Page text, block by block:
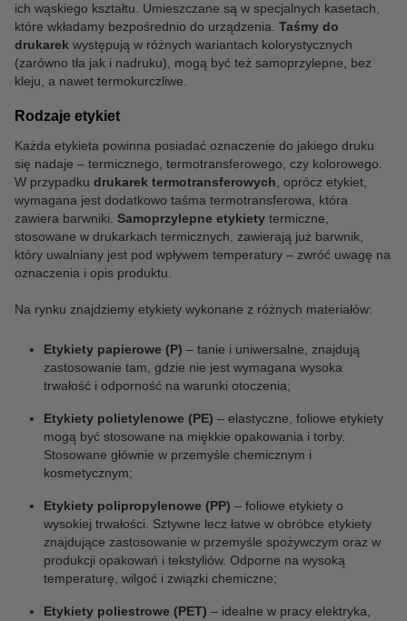
ich wąskiego kształtu. Umieszczane są w specjalnych kasetach,
które wkładamy bezpośrednio do urządzenia. Taśmy do
drukarek występują w różnych wariantach kolorystycznych
(zarówno tła jak i nadruku), mogą być też samoprzylepne, bez
kleju, a nawet termokurczliwe.
Rodzaje etykiet
Każda etykieta powinna posiadać oznaczenie do jakiego druku
się nadaje – termicznego, termotransferowego, czy kolorowego.
W przypadku drukarek termotransferowych , oprócz etykiet,
wymagana jest dodatkowo taśma termotransferowa, która
zawiera barwniki. Samoprzylepne etykiety termiczne,
stosowane w drukarkach termicznych, zawierają już barwnik,
który uwalniany jest pod wpływem temperatury – zwróć uwagę na
oznaczenia i opis produktu.
Na rynku znajdziemy etykiety wykonane z różnych materiałów:
Etykiety papierowe (P) – tanie i uniwersalne, znajdują
zastosowanie tam, gdzie nie jest wymagana wysoka
trwałość i odporność na warunki otoczenia;
Etykiety polietylenowe (PE) – elastyczne, foliowe etykiety
mogą być stosowane na miękkie opakowania i torby.
Stosowane głównie w przemyśle chemicznym i
kosmetycznym;
Etykiety polipropylenowe (PP) – foliowe etykiety o
wysokiej trwałości. Sztywne lecz łatwe w obróbce etykiety
znajdujące zastosowanie w przemyśle spożywczym oraz w
produkcji opakowań i tekstyliów. Odporne na wysoką
temperaturę, wilgoć i związki chemiczne;
Etykiety poliestrowe (PET) – idealne w pracy elektryka,